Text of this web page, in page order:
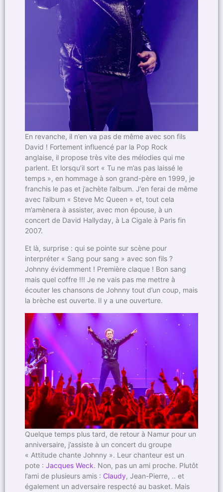
En revanche, il n’en va pas de même avec son fils
David ! Fortement influencé par la Pop Rock
anglaise, il propose très vite des mélodies qui me
parlent. Et lorsqu’il sort « Tu ne m’as pas laissé le
temps », en hommage à son grand-père en 1999, je
franchis le pas et j’achète l’album. J’en ferai de même
avec l’album « Steve Mc Queen » et, tout cela
m’amènera à assister, avec mon épouse, à un
concert de David Hallyday, à La Cigale à Paris fin
2007.
Et là, surprise : qui se pointe sur scène pour
interpréter « Sang pour sang » avec son fils ?
Johnny évidemment ! Première claque ! Bon sang
mais quel coffre !!! Je ne vais pas me mettre à
écouter les chansons de Johnny tout d’un coup, mais
la brèche est ouverte. Il y a une ouverture.
Quelque temps plus tard, de retour à Namur pour un
anniversaire, j’assiste à un concert du groupe
« Attitude chante Johnny ». Leur chanteur est un
pote : Jacques Weck. Non, pas un ami proche. Plutôt
l’ami de plusieurs amis : Claudy, Jean-Pierre, .. et
également un adversaire respecté au basket. Mais